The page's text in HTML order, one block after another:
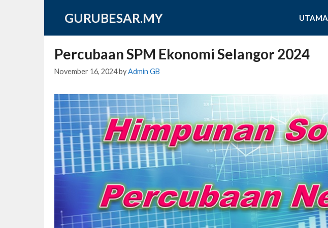
GURUBESAR.MY UTAMA
Percubaan SPM Ekonomi Selangor 2024
November 16, 2024byAdmin GB